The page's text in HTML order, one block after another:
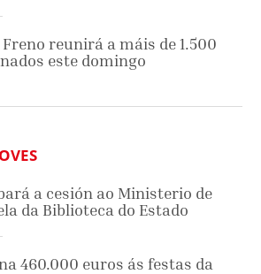
reunirá a máis de 1.500
este domingo
a cesión ao Ministerio de
da Biblioteca do Estado
460.000 euros ás festas da